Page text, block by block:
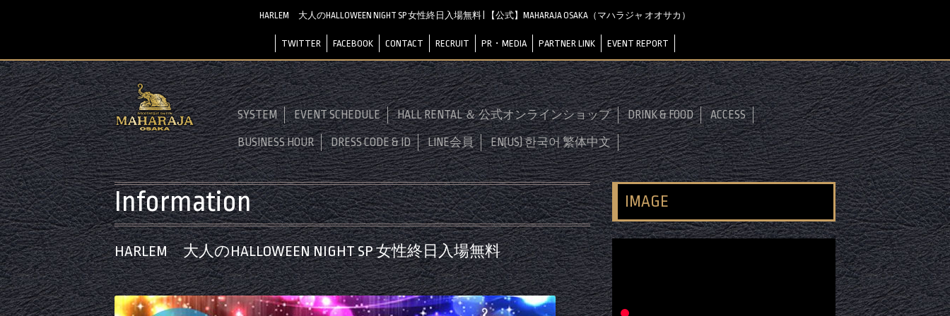
HARLEM 大人のHALLOWEEN NIGHT SP 女性終日入場無料 | 【公式】MAHARAJA OSAKA（マハラジャ オオサカ）
TWITTER FACEBOOK CONTACT RECRUIT PR・MEDIA PARTNER LINK EVENT REPORT
SYSTEM EVENT SCHEDULE HALL RENTAL ＆ 公式オンラインショップ DRINK & FOOD ACCESS
BUSINESS HOUR DRESS CODE & ID LINE会員 EN(US) 한국어 繁体中文
Information
HARLEM 大人のHALLOWEEN NIGHT SP 女性終日入場無料
IMAGE